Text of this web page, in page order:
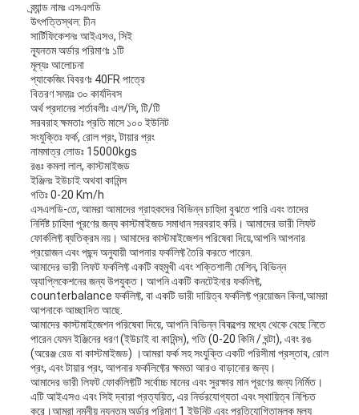
ব্র্যান্ড নামঃ এসএলডি
উৎপত্তিস্থল: চীন
সার্টিফিকেশনঃ আইএসও, সিই
ন্যূনতম অর্ডার পরিমাণঃ ১টি
মূল্যঃ আলোচনা
প্যাকেজিং বিবরণঃ 40FR পাত্রে
বিতরণ সময়ঃ ৩০ কার্যদিবস
অর্থ প্রদানের শর্তাবলীঃ এল/সি, টি/টি
সরবরাহ ক্ষমতাঃ প্রতি মাসে ১০০ ইউনিট
সংযুক্তিঃ ফর্ক, রোল প্রং, টায়ার প্রং
নামমাত্র লোডঃ 15000kgs
রঙঃ কমলা লাল, কাস্টমাইজড
ইঞ্জিনঃ ইউচাই অথবা কামিন্স
গতিঃ 0-20 Km/h
এসএলডি-তে, আমরা আমাদের গ্রাহকদের বিভিন্ন চাহিদা বুঝতে পারি এবং তাদের
নির্দিষ্ট চাহিদা পূরণের জন্য কাস্টমাইজড সমাধান সরবরাহ করি। আমাদের ভারী লিফট
ফোর্কলিফ্ট ব্যতিক্রম নয়। আমাদের কাস্টমাইজেশন পরিষেবা দিয়ে,আপনি আপনার
প্রয়োজন এবং পছন্দ অনুযায়ী আপনার ফর্কলিফ্ট তৈরি করতে পারেন.
আমাদের ভারী লিফট ফর্কলিফ্ট একটি বহুমুখী এবং শক্তিশালী মেশিন, বিভিন্ন
অ্যাপ্লিকেশনের জন্য উপযুক্ত। আপনি একটি কনটেইনার ফর্কলিফ্ট,
counterbalance ফর্কলিফ্ট, বা একটি ভারী দায়িত্ব ফর্কলিফ্ট প্রয়োজন কিনা,আমরা
আপনাকে আচ্ছাদিত আছে.
আমাদের কাস্টমাইজেশন পরিষেবা দিয়ে, আপনি বিভিন্ন বিকল্পের মধ্যে থেকে বেছে নিতে
পারেন যেমন ইঞ্জিনের ধরণ (ইউচাই বা কামিন্স), গতি (0-20 কিমি / ঘন্টা), এবং রঙ
(অরেঞ্জ রেড বা কাস্টমাইজড) ।আমরা ফর্ক সহ সংযুক্তি একটি পরিসীমা প্রস্তাব, রোল
প্রং, এবং টায়ার প্রং, আপনার ফর্কলিফ্টের ক্ষমতা আরও বাড়ানোর জন্য।
আমাদের ভারী লিফট ফোর্কলিফ্টটি সর্বোচ্চ মানের এবং সুরক্ষার মান পূরণের জন্য নির্মিত।
এটি আইএসও এবং সিই দ্বারা প্রত্যয়িত, এর নির্ভরযোগ্যতা এবং স্থায়িত্ব নিশ্চিত
করে।আমরা নমনীয় ন্যূনতম অর্ডার পরিমাণ 1 ইউনিট এবং প্রতিযোগিতামূলক মূল্য